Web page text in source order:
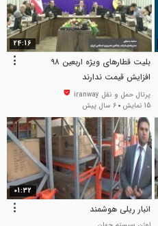
24:16
بلیت قطارهای ویژه اربعین ۹۸
افزایش قیمت ندارند
پرتال حمل و نقل iranway
15 نمایش
6 سال پیش
01:32
انبار ریلی هوشمند